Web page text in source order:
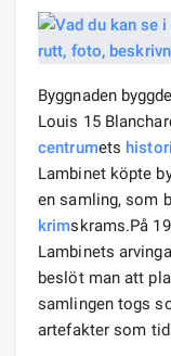
Byggnaden
Louis 15
centrumets
Lambinet köpte
en samling, som
krimskrams.På
Lambinets
beslöt man att
samlingen togs
artefakter som